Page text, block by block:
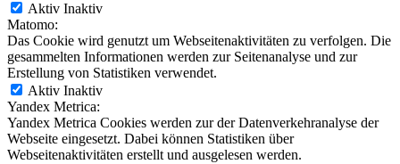
Aktiv Inaktiv
Matomo:
Das Cookie wird genutzt um Webseitenaktivitäten zu verfolgen. Die
gesammelten Informationen werden zur Seitenanalyse und zur
Erstellung von Statistiken verwendet.
Aktiv Inaktiv
Yandex Metrica:
Yandex Metrica Cookies werden zur der Datenverkehranalyse der
Webseite eingesetzt. Dabei können Statistiken über
Webseitenaktivitäten erstellt und ausgelesen werden.